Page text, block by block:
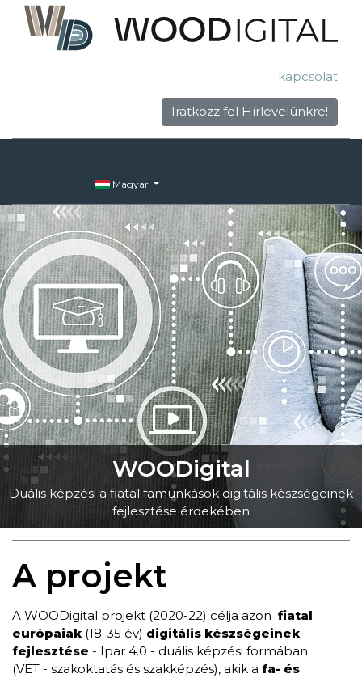
kapcsolat
Iratkozz fel Hírlevelünkre!
Magyar
WOODigital
Duális képzési a fiatal famunkások digitális készségeinek
fejlesztése érdekében
A projekt
A WOODigital projekt (2020-22) célja azon fiatal
európaiak(18-35 év) digitális készségeinek
fejlesztése - Ipar 4.0 - duális képzési formában
(VET - szakoktatás és szakképzés), akik a fa- és